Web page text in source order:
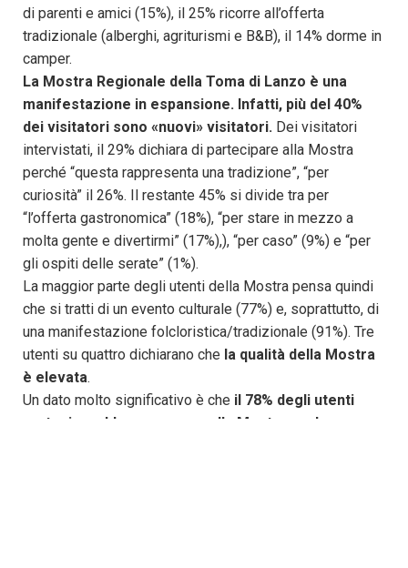
di parenti e amici (15%), il 25% ricorre all’offerta
tradizionale (alberghi, agriturismi e B&B), il 14% dorme in
camper.
La Mostra Regionale della Toma di Lanzo è una
manifestazione in espansione. Infatti, più del 40%
dei visitatori sono «nuovi» visitatori. Dei visitatori
intervistati, il 29% dichiara di partecipare alla Mostra
perché “questa rappresenta una tradizione”, “per
curiosità” il 26%. Il restante 45% si divide tra per
“l’offerta gastronomica” (18%), “per stare in mezzo a
molta gente e divertirmi” (17%),), “per caso” (9%) e “per
gli ospiti delle serate” (1%).
La maggior parte degli utenti della Mostra pensa quindi
che si tratti di un evento culturale (77%) e, soprattutto, di
una manifestazione folcloristica/tradizionale (91%). Tre
utenti su quattro dichiarano che la qualità della Mostra
è elevata.
Un dato molto significativo è che il 78% degli utenti
parteciperebbe comunque alla Mostra anche se non